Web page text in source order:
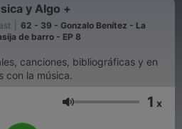
y Algo +
62 - 39 - Gonzalo Benítez - La
de barro - EP 8
canciones, bibliográficas y en
con la música.
Volumen 1 x